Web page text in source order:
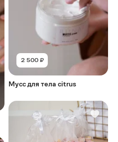
2 500 ₽
Мусс для тела citrus